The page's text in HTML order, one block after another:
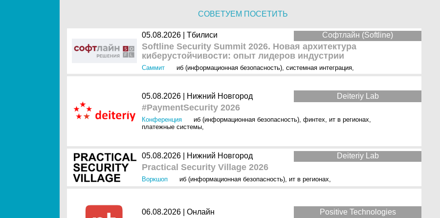
СОВЕТУЕМ ПОСЕТИТЬ
Софтлайн (Softline)
05.08.2026 | Тбилиси
Softline Security Summit 2026. Новая архитектура
киберустойчивости: опыт лидеров индустрии
Саммит иб (информационная безопасность), системная интеграция,
Deiteriy Lab
05.08.2026 | Нижний Новгород
#PaymentSecurity 2026
Конференция иб (информационная безопасность), финтех, ит в регионах,
платежные системы,
Deiteriy Lab
05.08.2026 | Нижний Новгород
Practical Security Village 2026
Воркшоп иб (информационная безопасность), ит в регионах,
Positive Technologies
06.08.2026 | Онлайн